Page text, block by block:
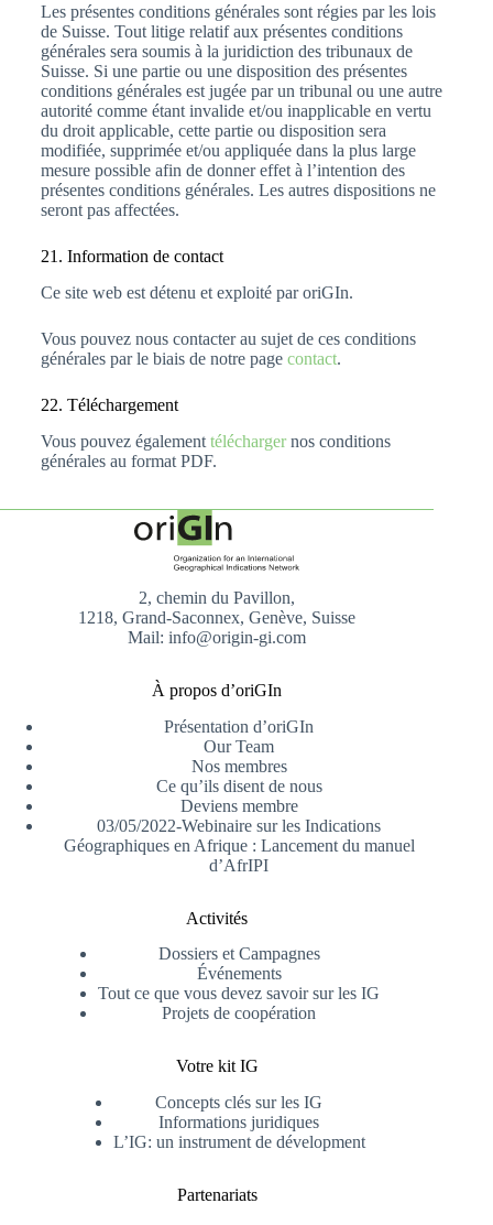
Les présentes conditions générales sont régies par les lois
de Suisse. Tout litige relatif aux présentes conditions
générales sera soumis à la juridiction des tribunaux de
Suisse. Si une partie ou une disposition des présentes
conditions générales est jugée par un tribunal ou une autre
autorité comme étant invalide et/ou inapplicable en vertu
du droit applicable, cette partie ou disposition sera
modifiée, supprimée et/ou appliquée dans la plus large
mesure possible afin de donner effet à l’intention des
présentes conditions générales. Les autres dispositions ne
seront pas affectées.
21. Information de contact
Ce site web est détenu et exploité par oriGIn.
Vous pouvez nous contacter au sujet de ces conditions
générales par le biais de notre page contact.
22. Téléchargement
Vous pouvez également téléchargernos conditions
générales au format PDF.
2, chemin du Pavillon,
1218, Grand-Saconnex, Genève, Suisse
Mail: info@origin-gi.com
À propos d’oriGIn
Présentation d’oriGIn
Our Team
Nos membres
Ce qu’ils disent de nous
Deviens membre
03/05/2022-Webinaire sur les Indications
Géographiques en Afrique : Lancement du manuel
d’AfrIPI
Activités
Dossiers et Campagnes
Événements
Tout ce que vous devez savoir sur les IG
Projets de coopération
Votre kit IG
Concepts clés sur les IG
Informations juridiques
L’IG: un instrument de dévelopment
Partenariats